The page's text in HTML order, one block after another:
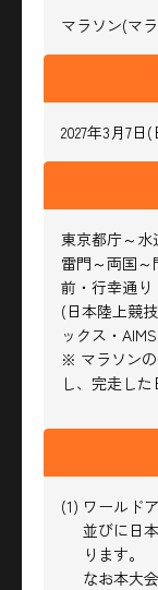
マラソン(マ
2027年3月7日(
東京都庁～
雷門～両国～
前・行幸通り
(日本陸上競
ックス・
※ マラソン
し、完走し
(1) ワールド
並びに日
ります。
なお本大